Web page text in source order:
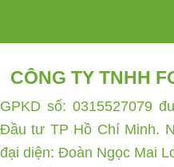
CÔNG TY TNHH
GPKD số: 0315527079
Đầu tư TP Hồ Chí Minh.
đại diện: Đoàn Ngọc Mai